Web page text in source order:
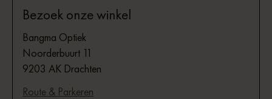
Bezoek onze winkel
Bangma Optiek
Noorderbuurt 11
9203 AK Drachten
Route & Parkeren